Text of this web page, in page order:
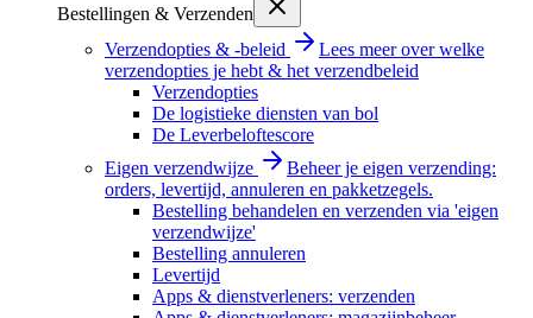
Bestellingen & Verzenden
Verzendopties & -beleid
Lees meer over welke
verzendopties je hebt & het verzendbeleid
Verzendopties
De logistieke diensten van bol
De Leverbeloftescore
Eigen verzendwijze
Beheer je eigen verzending:
orders, levertijd, annuleren en pakketzegels.
Bestelling behandelen en verzenden via 'eigen
verzendwijze'
Bestelling annuleren
Levertijd
Apps & dienstverleners: verzenden